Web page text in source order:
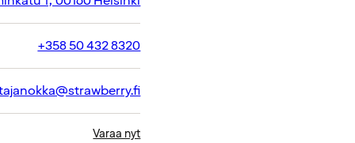
+358 50 432 8320
Varaa nyt